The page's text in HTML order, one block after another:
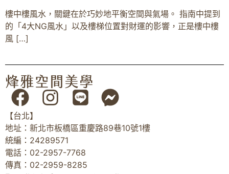
樓中樓風水，關鍵在於巧妙地平衡空間與氣場。 指南中提到
的「4大NG風水」以及樓梯位置對財運的影響，正是樓中樓
風 […]
【台北】
地址：新北市板橋區重慶路89巷10號1樓
統編：24289571
電話：02-2957-7768
傳真：02-2959-8285